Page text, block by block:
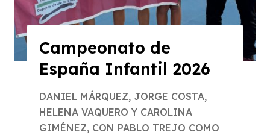
Campeonato de
España Infantil 2026
DANIEL MÁRQUEZ, JORGE COSTA,
HELENA VAQUERO Y CAROLINA
GIMÉNEZ, CON PABLO TREJO COMO